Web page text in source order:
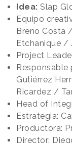
Idea: Slap
Equipo
Breno Costa
Etchanique /
Project
Gutiérrez
Ricardez /
Head of
Estrategia:
Productora:
Director: